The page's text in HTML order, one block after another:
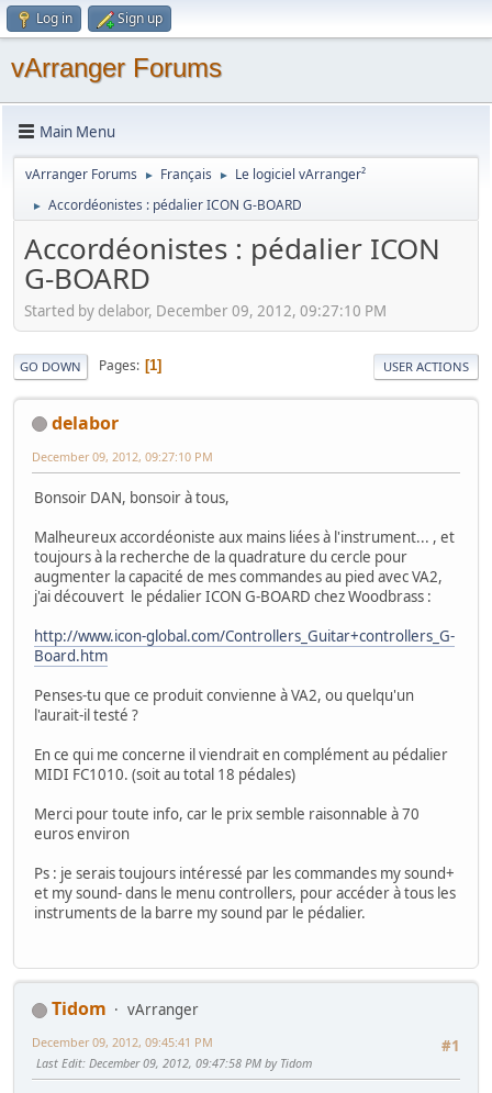
Log in Sign up
vArranger Forums
Main Menu
vArranger Forums ► Français ► Le logiciel vArranger²
► Accordéonistes : pédalier ICON G-BOARD
Accordéonistes : pédalier ICON
G-BOARD
Started by delabor, December 09, 2012, 09:27:10 PM
GO DOWN Pages 1 USER ACTIONS
delabor
December 09, 2012, 09:27:10 PM
Bonsoir DAN, bonsoir à tous,
Malheureux accordéoniste aux mains liées à l'instrument... , et
toujours à la recherche de la quadrature du cercle pour
augmenter la capacité de mes commandes au pied avec VA2,
j'ai découvert le pédalier ICON G-BOARD chez Woodbrass :
http://www.icon-global.com/Controllers_Guitar+controllers_G-
Board.htm
Penses-tu que ce produit convienne à VA2, ou quelqu'un
l'aurait-il testé ?
En ce qui me concerne il viendrait en complément au pédalier
MIDI FC1010. (soit au total 18 pédales)
Merci pour toute info, car le prix semble raisonnable à 70
euros environ
Ps : je serais toujours intéressé par les commandes my sound+
et my sound- dans le menu controllers, pour accéder à tous les
instruments de la barre my sound par le pédalier.
Tidom
vArranger
#1
December 09, 2012, 09:45:41 PM
Last Edit: December 09, 2012, 09:47:58 PM by Tidom